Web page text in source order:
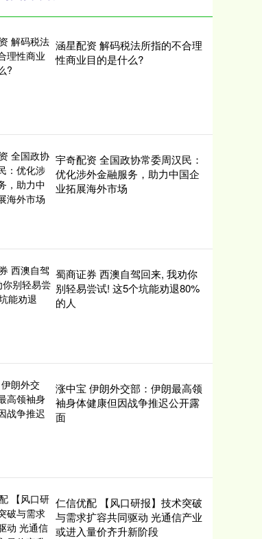
涵星配资 解码税法所指的不合理
性商业目的是什么?
宇奇配资 全国政协常委周汉民：
优化涉外金融服务，助力中国企
业拓展海外市场
蜀商证券 西澳自驾回来, 我劝你
别轻易尝试! 这5个坑能劝退80%
的人
涨中宝 伊朗外交部：伊朗最高领
袖身体健康但因战争推迟公开露
面
仁信优配 【风口研报】技术突破
与需求扩容共同驱动 光通信产业
或进入量价齐升新阶段